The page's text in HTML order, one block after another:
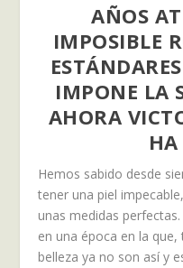
AÑOS
IMPOSIBLE
IMPONE LA
AHORA
Hemos sabido desde
tener una piel
unas medidas
en una época en la
belleza ya no son así y